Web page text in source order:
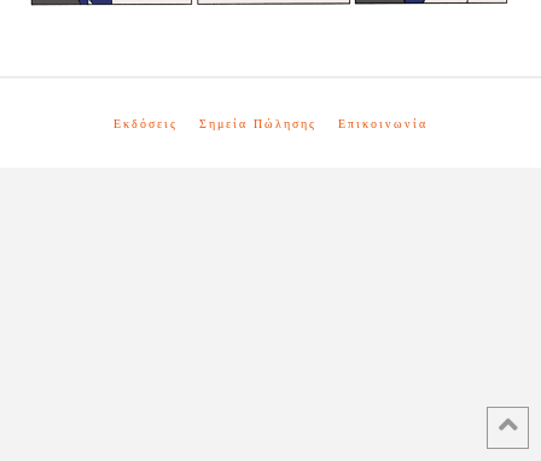
Εκδόσεις Σημεία Πώλησης Επικοινωνία